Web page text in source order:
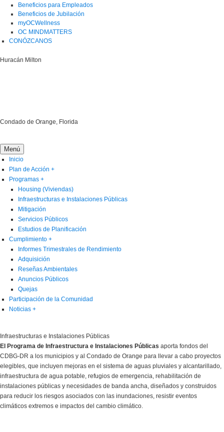
Beneficios para Empleados
Beneficios de Jubilación
myOCWellness
OC MINDMATTERS
CONÓZCANOS
Huracán Milton
Condado de Orange, Florida
Menú
Inicio
Plan de Acción +
Programas +
Housing (Viviendas)
Infraestructuras e Instalaciones Públicas
Mitigación
Servicios Públicos
Estudios de Planificación
Cumplimiento +
Informes Trimestrales de Rendimiento
Adquisición
Reseñas Ambientales
Anuncios Públicos
Quejas
Participación de la Comunidad
Noticias +
Infraestructuras e Instalaciones Públicas
El Programa de Infraestructura e Instalaciones Públicas aporta fondos del
CDBG-DR a los municipios y al Condado de Orange para llevar a cabo proyectos
elegibles, que incluyen mejoras en el sistema de aguas pluviales y alcantarillado,
infraestructura de agua potable, refugios de emergencia, rehabilitación de
instalaciones públicas y necesidades de banda ancha, diseñados y construidos
para reducir los riesgos asociados con las inundaciones, resistir eventos
climáticos extremos e impactos del cambio climático.